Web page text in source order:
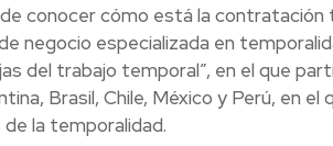
conocer cómo está la
negocio especializada en
del trabajo temporal”, en el que
Brasil, Chile, México y Perú, en
la temporalidad.